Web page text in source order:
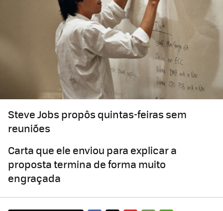
Steve Jobs propôs quintas-feiras sem
reuniões
Carta que ele enviou para explicar a
proposta termina de forma muito
engraçada